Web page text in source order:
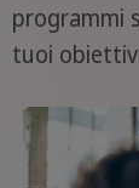
programmi
tuoi